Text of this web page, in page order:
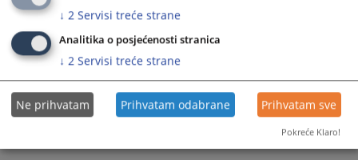
↓ 2 Servisi treće strane
Analitika o posjećenosti stranica
↓ 2 Servisi treće strane
Ne prihvatam Prihvatam odabrane Prihvatam sve
Pokreće Klaro!